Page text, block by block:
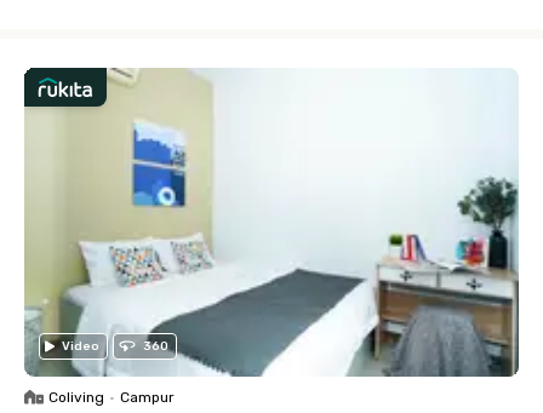
Video 360
Coliving • Campur